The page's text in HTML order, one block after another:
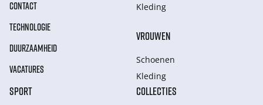
CONTACT
TECHNOLOGIE
DUURZAAMHEID
VACATURES
Kleding
VROUWEN
Schoenen
Kleding
SPORT COLLECTIES